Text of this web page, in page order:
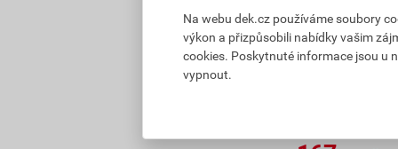
Lišta hranatá
bílá
Na webu dek.cz používáme soubory
výkon a přizpůsobili nabídky vašim
cookies. Poskytnuté informace jsou u
vypnout.